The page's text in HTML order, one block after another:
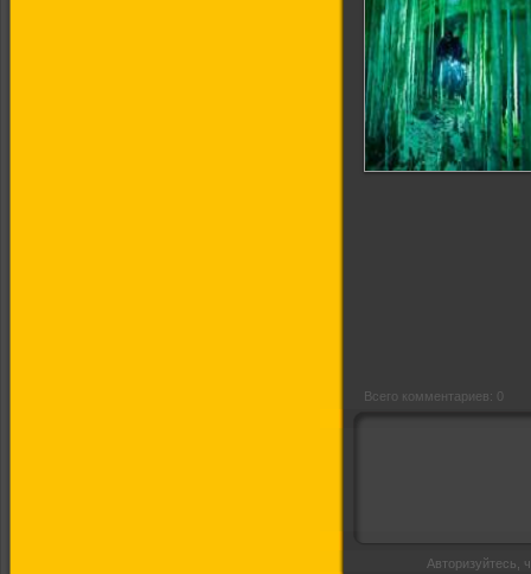
Всего комментариев: 0
Авторизуйтесь,